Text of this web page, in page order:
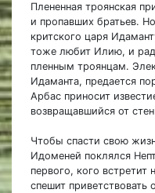
Плененная троянская
и пропавших братьев.
критского царя
тоже любит Илию, и
пленным троянцам.
Идаманта, предается
Арбас приносит
возвращавшийся от
Чтобы спасти свою
Идоменей поклялся
первого, кого
спешит приветствовать